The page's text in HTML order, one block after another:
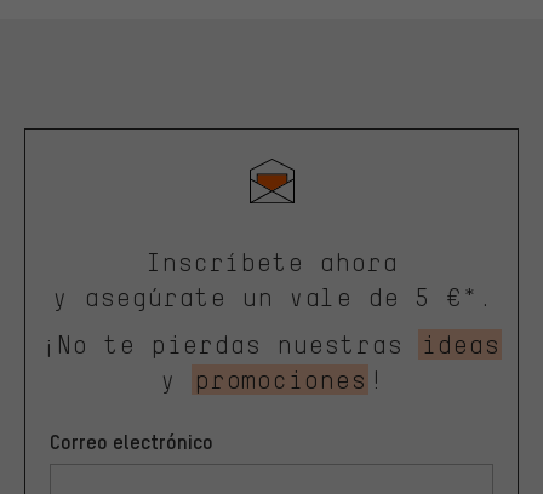
Inscríbete ahora
y asegúrate un vale de 5 €*.
¡No te pierdas nuestras
ideas
y
promociones !
Correo electrónico